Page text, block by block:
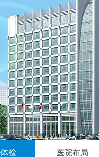
检 医院布局